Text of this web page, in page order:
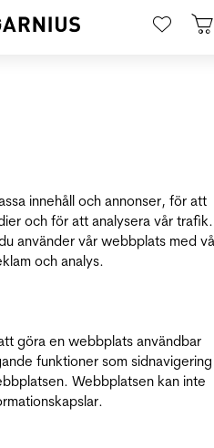
innehåll och annonser, för att
och för att analysera vår
använder vår webbplats med
och analys.
göra en webbplats användbar
funktioner som
Webbplatsen kan inte